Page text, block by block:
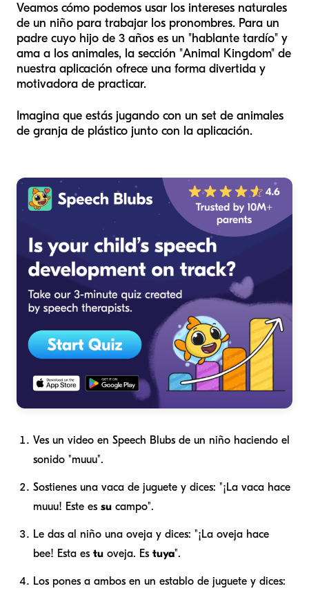
Veamos cómo podemos usar los intereses naturales
de un niño para trabajar los pronombres. Para un
padre cuyo hijo de 3 años es un "hablante tardío" y
ama a los animales, la sección "Animal Kingdom" de
nuestra aplicación ofrece una forma divertida y
motivadora de practicar.
Imagina que estás jugando con un set de animales
de granja de plástico junto con la aplicación.
Ves un video en Speech Blubs de un niño haciendo el
sonido "muuu".
Sostienes una vaca de juguete y dices: "¡La vaca hace
muuu! Este es su campo".
Le das al niño una oveja y dices: "¡La oveja hace
bee! Esta es tu oveja. Es tuya".
Los pones a ambos en un establo de juguete y dices: